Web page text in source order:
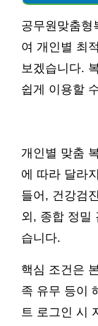
공무원맞춤형
여 개인별 최
보겠습니다.
쉽게 이용할
개인별 맞춤
에 따라 달라
들어, 건강검
외, 종합 정밀
습니다.
핵심 조건은
족 유무 등이
트 로그인 시